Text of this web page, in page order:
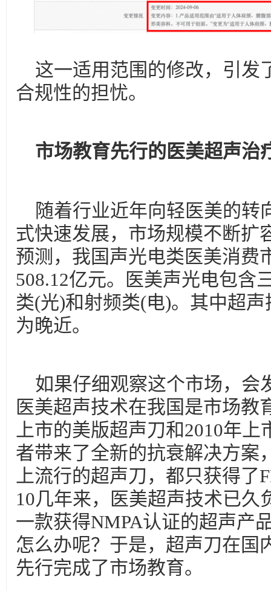
这一适用范围的修改，引发
合规性的担忧。
市场教育先行的医美超声治
随着行业近年向轻医美的转
式快速发展，市场规模不断扩
预测，我国声光电类医美消费
508.12亿元。医美声光电包含
类(光)和射频类(电)。其中超
为晚近。
如果仔细观察这个市场，会
医美超声技术在我国是市场教
上市的美版超声刀和2010年
者带来了全新的抗衰解决方案
上流行的超声刀，都只获得了
10几年来，医美超声技术已久
一款获得NMPA认证的超声产
怎么办呢？于是，超声刀在国
先行完成了市场教育。